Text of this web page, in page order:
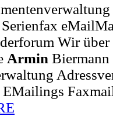
Wir
Armin Biermann